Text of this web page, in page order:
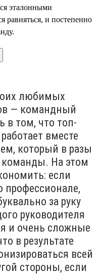
эталонными
равняться, и постепенно
любимых
— командный
в том, что топ-
вместе
который в разы
На этом
если
за руку
руководителя
и очень сложные
в результате
всей
стороны, если